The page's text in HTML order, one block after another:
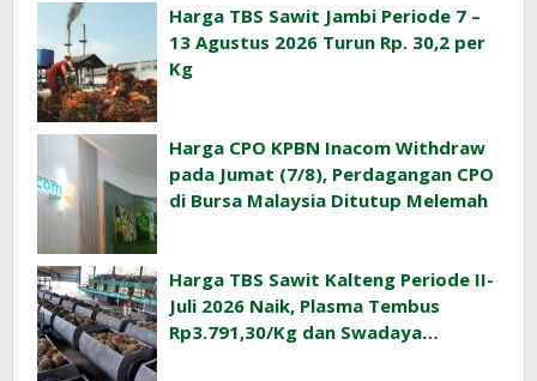
Harga TBS Sawit Jambi Periode 7 –
13 Agustus 2026 Turun Rp. 30,2 per
Kg
Harga CPO KPBN Inacom Withdraw
pada Jumat (7/8), Perdagangan CPO
di Bursa Malaysia Ditutup Melemah
Harga TBS Sawit Kalteng Periode II-
Juli 2026 Naik, Plasma Tembus
Rp3.791,30/Kg dan Swadaya